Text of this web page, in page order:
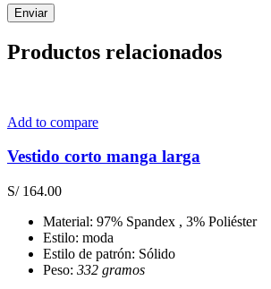
Productos relacionados
Add to compare
Vestido corto manga larga
S/164.00
Material: 97% Spandex , 3% Poliéster
Estilo: moda
Estilo de patrón: Sólido
Peso: 332 gramos